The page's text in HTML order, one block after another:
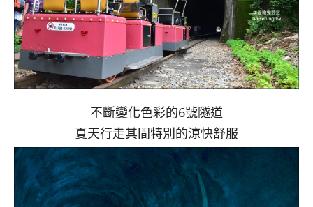
不斷變化色彩的6號隧道
夏天行走其間特別的涼快舒服